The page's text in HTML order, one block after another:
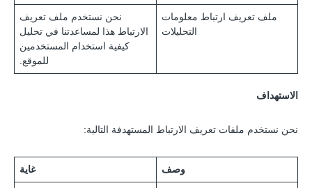
ملف تعريف ارتباط معلومات
التحليلات
نحن نستخدم ملف تعريف
الارتباط هذا لمساعدتنا في تحليل
كيفية استخدام المستخدمين
للموقع.
الاستهداف
نحن نستخدم ملفات تعريف الارتباط المستهدفة التالية:
وصف غاية